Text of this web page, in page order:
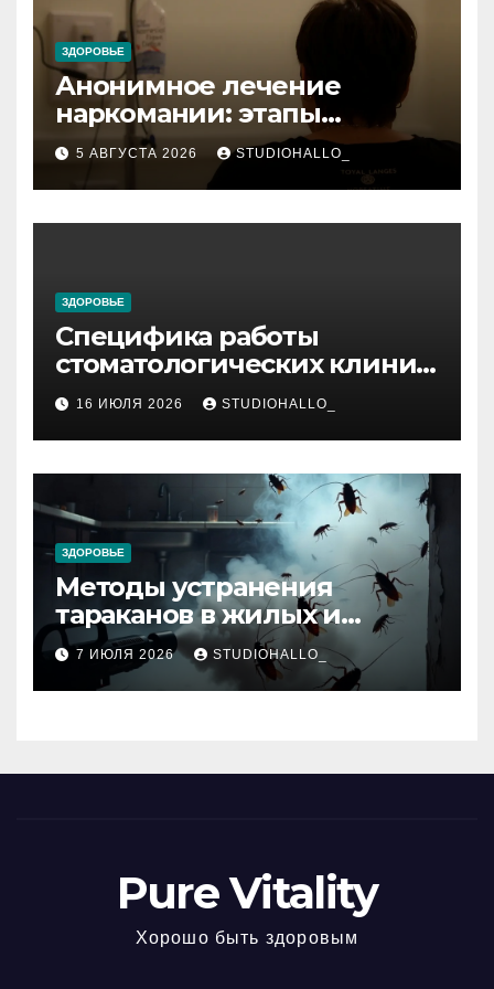
ЗДОРОВЬЕ
Анонимное лечение
наркомании: этапы
детоксикации,
реабилитации и УБОД
5 АВГУСТА 2026 STUDIOHALLO_
ЗДОРОВЬЕ
Специфика работы
стоматологических клиник
в мегаполисе
16 ИЮЛЯ 2026 STUDIOHALLO_
ЗДОРОВЬЕ
Методы устранения
тараканов в жилых и
нежилых помещениях
7 ИЮЛЯ 2026 STUDIOHALLO_
Pure Vitality
Хорошо быть здоровым